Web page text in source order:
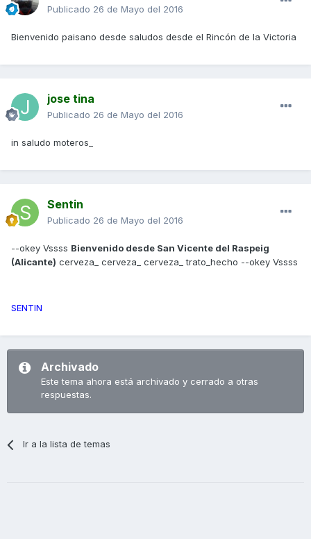
Publicado 26 de Mayo del 2016
Bienvenido paisano desde saludos desde el Rincón de la Victoria
jose tina
Publicado 26 de Mayo del 2016
in saludo moteros_
Sentin
Publicado 26 de Mayo del 2016
--okey Vssss Bienvenido desde San Vicente del Raspeig
(Alicante) cerveza_ cerveza_ cerveza_ trato_hecho --okey Vssss
SENTIN
Archivado
Este tema ahora está archivado y cerrado a otras
respuestas.
Ir a la lista de temas